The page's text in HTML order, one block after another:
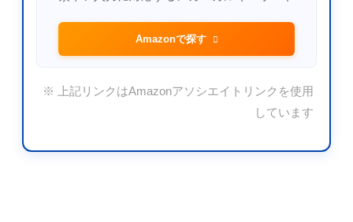
Amazonで探す
※ 上記リンクはAmazonアソシエイトリンクを使用
しています